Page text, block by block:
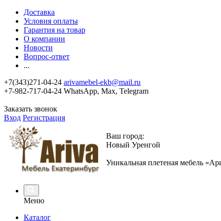
Доставка
Условия оплаты
Гарантия на товар
О компании
Новости
Вопрос-ответ
...
+7(343)271-04-24 arivamebel-ekb@mail.ru
+7-982-717-04-24 WhatsApp, Max, Telegram
Заказать звонок
Вход Регистрация
Ваш город:
Новый Уренгой
Уникальная плетеная мебель
Меню
Каталог